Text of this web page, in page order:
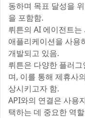
동하며 목표 달성을
을 포함함.
뤼튼의 AI 에이전트
애플리케이션을 사용
개발되고 있음.
뤼튼은 다양한 플러
며, 이를 통해 제휴사
상시키고자 함.
API와의 연결은 사용
택하는 데 중요한 역